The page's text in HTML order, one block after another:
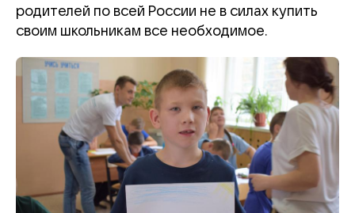
родителей по всей России не в силах купить
своим школьникам все необходимое.